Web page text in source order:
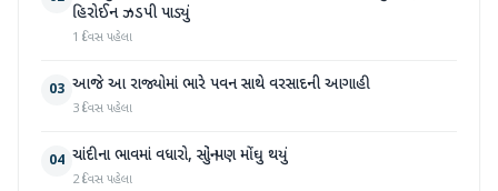
હિરોઈન ઝડપી પાડ્યું
1 દિવસ પહેલા
03 આજે આ રાજ્યોમાં ભારે પવન સાથે વરસાદની આગાહી
3 દિવસ પહેલા
04 ચાંદીના ભાવમાં વધારો, સોનું પણ મોંઘુ થયું
2 દિવસ પહેલા